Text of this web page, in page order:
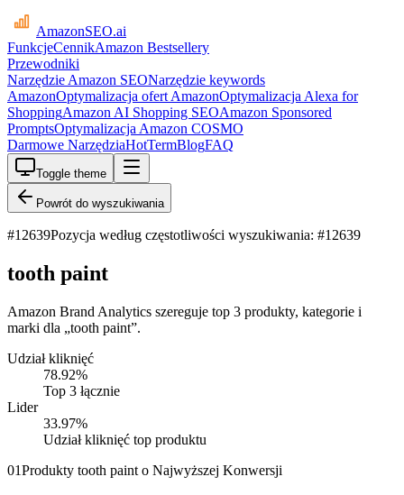
AmazonSEO.ai
FunkcjeCennikAmazon Bestsellery
Przewodniki
Narzędzie Amazon SEONarzędzie keywords
AmazonOptymalizacja ofert AmazonOptymalizacja Alexa for
ShoppingAmazon AI Shopping SEOAmazon Sponsored
PromptsOptymalizacja Amazon COSMO
Darmowe NarzędziaHotTermBlogFAQ
Toggle theme
Powrót do wyszukiwania
#12639Pozycja według częstotliwości wyszukiwania: #12639
tooth paint
Amazon Brand Analytics szereguje top 3 produkty, kategorie i
marki dla „tooth paint”.
Udział kliknięć
78.92%
Top 3 łącznie
Lider
33.97%
Udział kliknięć top produktu
01Produkty tooth paint o Najwyższej Konwersji